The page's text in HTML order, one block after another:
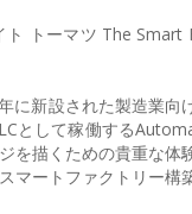
トーマツ The
新設された製造業向
として稼働する
を描くための貴重な
マートファクトリー構